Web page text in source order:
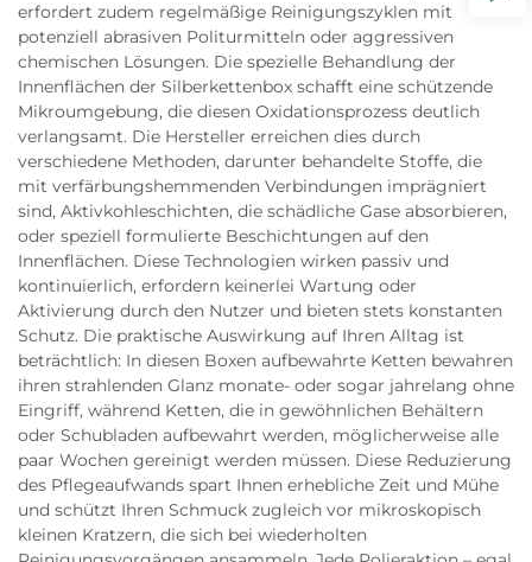
erfordert zudem regelmäßige Reinigungszyklen mit
potenziell abrasiven Politurmitteln oder aggressiven
chemischen Lösungen. Die spezielle Behandlung der
Innenflächen der Silberkettenbox schafft eine schützende
Mikroumgebung, die diesen Oxidationsprozess deutlich
verlangsamt. Die Hersteller erreichen dies durch
verschiedene Methoden, darunter behandelte Stoffe, die
mit verfärbungshemmenden Verbindungen imprägniert
sind, Aktivkohleschichten, die schädliche Gase absorbieren,
oder speziell formulierte Beschichtungen auf den
Innenflächen. Diese Technologien wirken passiv und
kontinuierlich, erfordern keinerlei Wartung oder
Aktivierung durch den Nutzer und bieten stets konstanten
Schutz. Die praktische Auswirkung auf Ihren Alltag ist
beträchtlich: In diesen Boxen aufbewahrte Ketten bewahren
ihren strahlenden Glanz monate- oder sogar jahrelang ohne
Eingriff, während Ketten, die in gewöhnlichen Behältern
oder Schubladen aufbewahrt werden, möglicherweise alle
paar Wochen gereinigt werden müssen. Diese Reduzierung
des Pflegeaufwands spart Ihnen erhebliche Zeit und Mühe
und schützt Ihren Schmuck zugleich vor mikroskopisch
kleinen Kratzern, die sich bei wiederholten